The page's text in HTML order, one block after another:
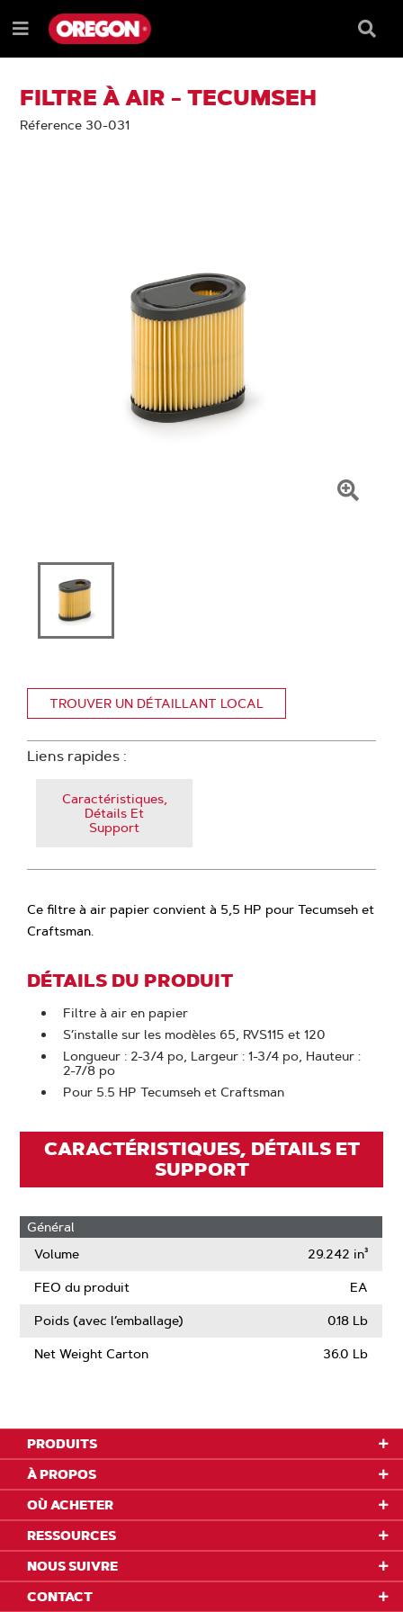
PASSER
AU
CONTENU
PASSER
AU
DE
Menu
Barre
de
FILTRE À AIR - TECUMSEH
Réference 30-031
TROUVER UN DÉTAILLANT LOCAL
Liens rapides :
Caractéristiques,
Détails Et
Support
Ce filtre à air papier convient à 5,5 HP pour Tecumseh et
Craftsman.
DÉTAILS DU PRODUIT
Filtre à air en papier
S’installe sur les modèles 65, RVS115 et 120
Longueur : 2-3/4 po, Largeur : 1-3/4 po, Hauteur :
2-7/8 po
Pour 5.5 HP Tecumseh et Craftsman
CARACTÉRISTIQUES, DÉTAILS ET
SUPPORT
Général
Volume
29.242 in³
FEO du produit EA
Poids (avec l’emballage) 0.18 Lb
Net Weight Carton 36.0 Lb
PRODUITS
À PROPOS
OÙ ACHETER
RESSOURCES
NOUS SUIVRE
CONTACT